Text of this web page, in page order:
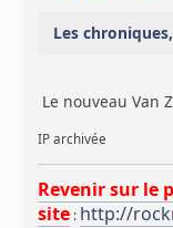
Les
Le nouveau Van
IP archivée
Revenir sur le
site : http://